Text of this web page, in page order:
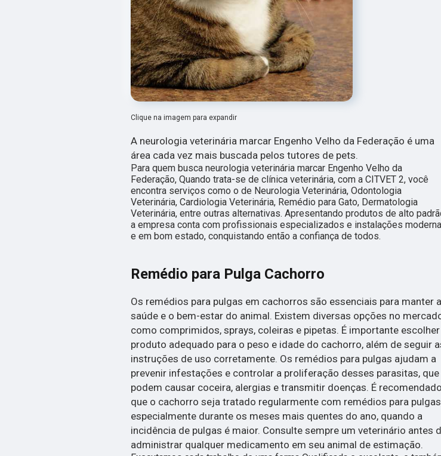
Clique na imagem para expandir
A neurologia veterinária marcar Engenho Velho da Federação é uma
área cada vez mais buscada pelos tutores de pets.
Para quem busca neurologia veterinária marcar Engenho Velho da
Federação, Quando trata-se de clínica veterinária, com a CITVET 2, você
encontra serviços como o de Neurologia Veterinária, Odontologia
Veterinária, Cardiologia Veterinária, Remédio para Gato, Dermatologia
Veterinária, entre outras alternativas. Apresentando produtos de alto
a empresa conta com profissionais especializados e instalações
e em bom estado, conquistando então a confiança de todos.
Remédio para Pulga Cachorro
Os remédios para pulgas em cachorros são essenciais para manter a
saúde e o bem-estar do animal. Existem diversas opções no
como comprimidos, sprays, coleiras e pipetas. É importante
produto adequado para o peso e idade do cachorro, além de seguir
instruções de uso corretamente. Os remédios para pulgas ajudam a
prevenir infestações e controlar a proliferação desses parasitas, que
podem causar coceira, alergias e transmitir doenças. É recomendado
que o cachorro seja tratado regularmente com remédios para
especialmente durante os meses mais quentes do ano, quando a
incidência de pulgas é maior. Consulte sempre um veterinário antes
administrar qualquer medicamento em seu animal de estimação.